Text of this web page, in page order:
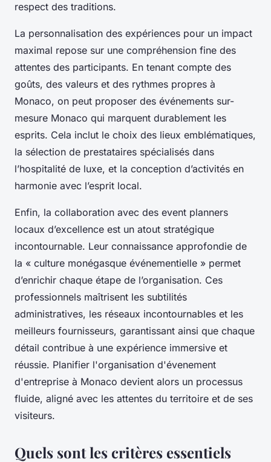
respect des traditions.
La personnalisation des expériences pour un impact
maximal repose sur une compréhension fine des
attentes des participants. En tenant compte des
goûts, des valeurs et des rythmes propres à
Monaco, on peut proposer des événements sur-
mesure Monaco qui marquent durablement les
esprits. Cela inclut le choix des lieux emblématiques,
la sélection de prestataires spécialisés dans
l’hospitalité de luxe, et la conception d’activités en
harmonie avec l’esprit local.
Enfin, la collaboration avec des event planners
locaux d’excellence est un atout stratégique
incontournable. Leur connaissance approfondie de
la « culture monégasque événementielle » permet
d’enrichir chaque étape de l’organisation. Ces
professionnels maîtrisent les subtilités
administratives, les réseaux incontournables et les
meilleurs fournisseurs, garantissant ainsi que chaque
détail contribue à une expérience immersive et
réussie. Planifier l'organisation d'évenement
d'entreprise à Monaco devient alors un processus
fluide, aligné avec les attentes du territoire et de ses
visiteurs.
Quels sont les critères essentiels